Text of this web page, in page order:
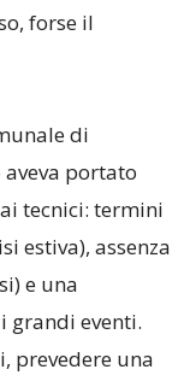
forse il
di
aveva portato
tecnici: termini
estiva), assenza
e una
grandi eventi.
prevedere una